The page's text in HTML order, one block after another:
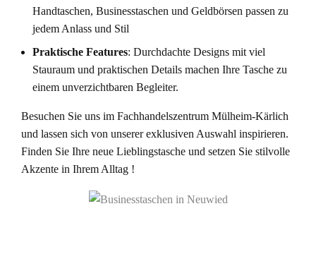
Handtaschen, Businesstaschen und Geldbörsen passen zu
jedem Anlass und Stil
Praktische Features: Durchdachte Designs mit viel
Stauraum und praktischen Details machen Ihre Tasche zu
einem unverzichtbaren Begleiter.
Besuchen Sie uns im Fachhandelszentrum Mülheim-Kärlich
und lassen sich von unserer exklusiven Auswahl inspirieren.
Finden Sie Ihre neue Lieblingstasche und setzen Sie stilvolle
Akzente in Ihrem Alltag !